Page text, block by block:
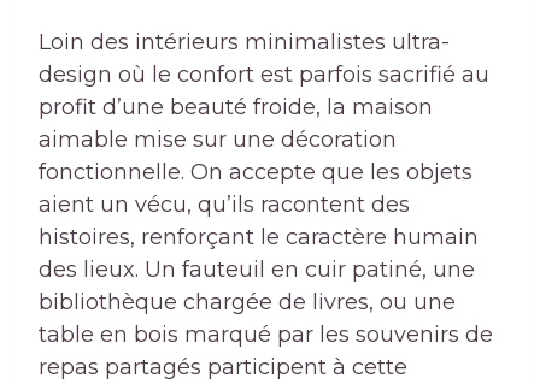
Loin des intérieurs minimalistes ultra-
design où le confort est parfois sacrifié au
profit d’une beauté froide, la maison
aimable mise sur une décoration
fonctionnelle. On accepte que les objets
aient un vécu, qu’ils racontent des
histoires, renforçant le caractère humain
des lieux. Un fauteuil en cuir patiné, une
bibliothèque chargée de livres, ou une
table en bois marqué par les souvenirs de
repas partagés participent à cette